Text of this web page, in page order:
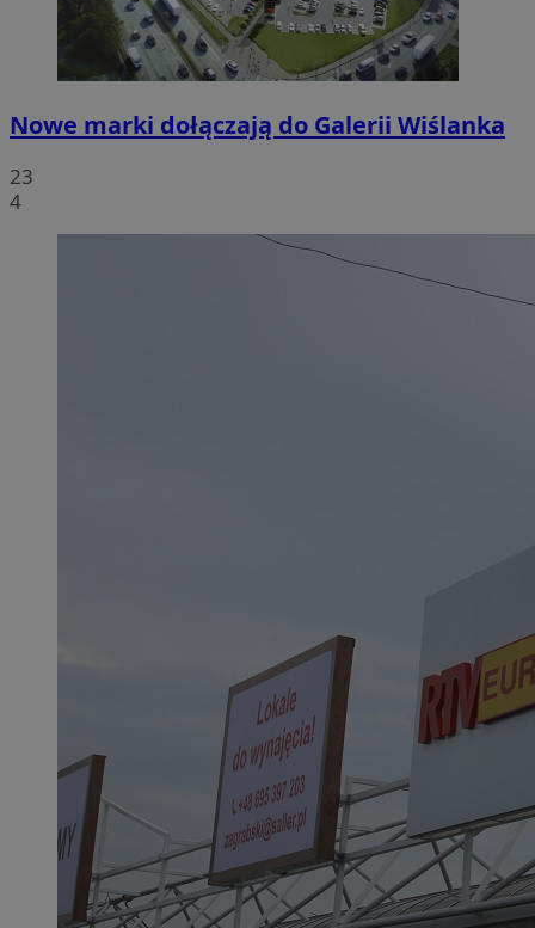
Nowe marki dołączają do Galerii Wiślanka
23
4